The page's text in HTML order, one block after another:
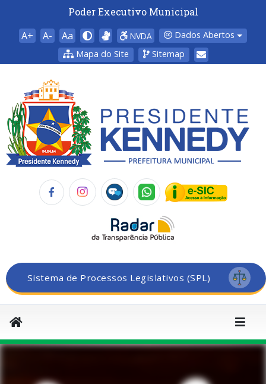
Poder Executivo Municipal
A+ A- Aa NVDA
Dados Abertos
Mapa do Site
Sitemap
Sistema de Processos Legislativos (SPL)